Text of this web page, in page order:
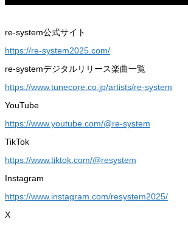
re-system公式サイト
https://re-system2025.com/
re-systemデジタルリリース楽曲一覧
https://www.tunecore.co.jp/artists/re-system
YouTube
https://www.youtube.com/@re-system
TikTok
https://www.tiktok.com/@resystem
Instagram
https://www.instagram.com/resystem2025/
X